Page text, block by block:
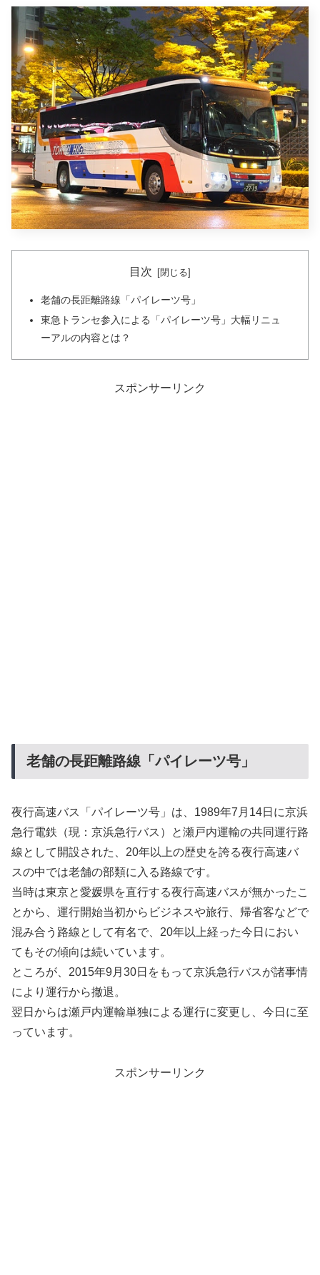
目次
老舗の長距離路線「パイレーツ号」
東急トランセ参入による「パイレーツ号」大幅リニュ
ーアルの内容とは？
スポンサーリンク
老舗の長距離路線「パイレーツ号」
夜行高速バス「パイレーツ号」は、1989年7月14日に京浜
急行電鉄（現：京浜急行バス）と瀬戸内運輸の共同運行路
線として開設された、20年以上の歴史を誇る夜行高速バ
スの中では老舗の部類に入る路線です。
当時は東京と愛媛県を直行する夜行高速バスが無かったこ
とから、運行開始当初からビジネスや旅行、帰省客などで
混み合う路線として有名で、20年以上経った今日におい
てもその傾向は続いています。
ところが、2015年9月30日をもって京浜急行バスが諸事情
により運行から撤退。
翌日からは瀬戸内運輸単独による運行に変更し、今日に至
っています。
スポンサーリンク